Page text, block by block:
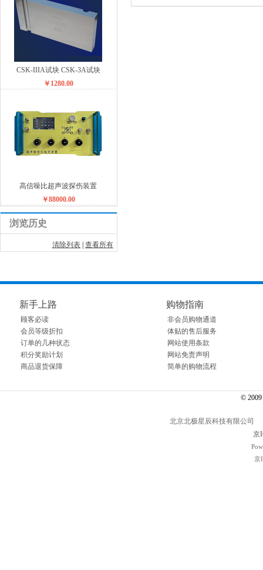
CSK-IIIA试块 CSK-3A试块
￥1280.00
高信噪比超声波探伤装置
￥88000.00
浏览历史
清除列表 查看所有
新手上路
顾客必读
会员等级折扣
订单的几种状态
积分奖励计划
商品退货保障
购物指南
非会员购物通道
体贴的售后服务
网站使用条款
网站免责声明
简单的购物流程
© 2009
北京北极星辰科技有限公司
京
京